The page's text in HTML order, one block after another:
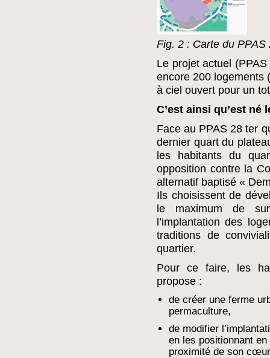
Fig. 2 : Carte du PPAS
Le projet actuel
encore 200 logements
à ciel ouvert pour un
C’est ainsi qu’est né
Face au PPAS 28 ter
dernier quart du
les habitants du
opposition contre la
alternatif baptisé «
Ils choisissent de
le maximum de
l’implantation des
traditions de
quartier.
Pour ce faire, les
propose :
de créer une ferme
permaculture,
de modifier
en les positionnant
proximité de son